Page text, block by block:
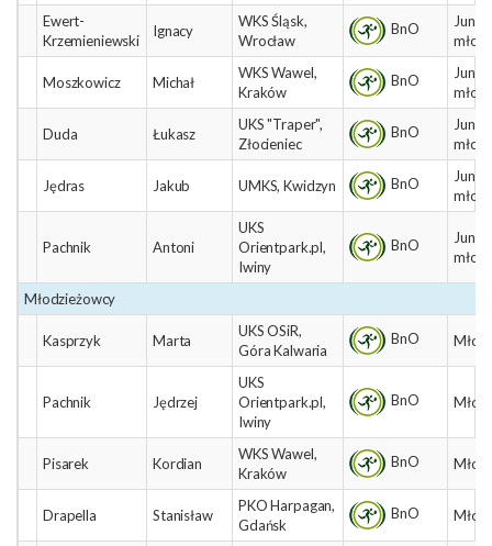
Ewert-
Krzemieniewski
Ignacy
WKS Śląsk,
Wrocław
BnO
Moszkowicz Michał
WKS Wawel,
Kraków
BnO
Duda Łukasz
UKS "Traper",
Złocieniec
BnO
Jędras Jakub UMKS, Kwidzyn BnO
Pachnik Antoni
UKS
Orientpark.pl,
Iwiny
BnO
Młodzieżowcy
Kasprzyk Marta
UKS OSiR,
Góra Kalwaria
BnO
Pachnik Jędrzej
UKS
Orientpark.pl,
Iwiny
BnO
Pisarek Kordian
WKS Wawel,
Kraków
BnO
Drapella Stanisław
PKO Harpagan,
Gdańsk
BnO